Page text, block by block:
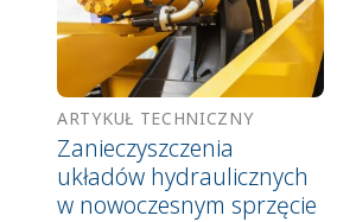
ARTYKUŁ TECHNICZNY
Zanieczyszczenia
układów hydraulicznych
w nowoczesnym sprzęcie